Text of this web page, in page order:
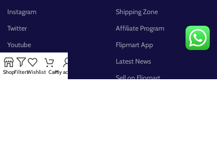
Instagram
Twitter
Youtube
Pinterest
FB Group
Shipping Zone
Affiliate Program
Flipmart App
Latest News
Sell on Flipmart
ShopFiltersWishlist CartMy account